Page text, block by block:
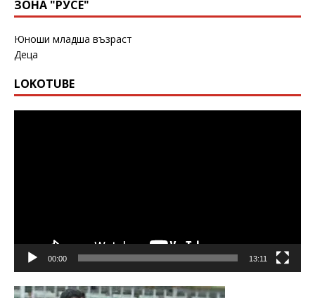
ЗОНА "РУСЕ"
Юноши младша възраст
Деца
LOKOTUBE
00:00 13:11